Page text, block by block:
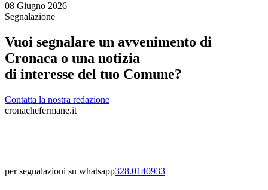
08 Giugno 2026
Segnalazione
Vuoi segnalare un avvenimento di
Cronaca o una notizia
di interesse del tuo Comune?
Contatta la nostra redazione
cronachefermane.it
per segnalazioni su whatsapp328.0140933